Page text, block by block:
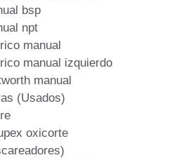
bsp
npt
manual
manual izquierdo
manual
(Usados)
oxicorte